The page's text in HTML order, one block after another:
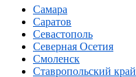
Самара
Саратов
Севастополь
Северная Осетия
Смоленск
Ставропольский край